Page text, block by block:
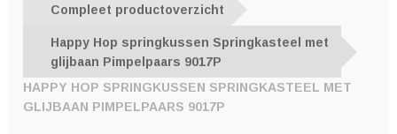
Over ons
Nieuws
Contact
Compleet productoverzicht
Happy Hop springkussen Springkasteel met
glijbaan Pimpelpaars 9017P
HAPPY HOP SPRINGKUSSEN SPRINGKASTEEL MET
GLIJBAAN PIMPELPAARS 9017P